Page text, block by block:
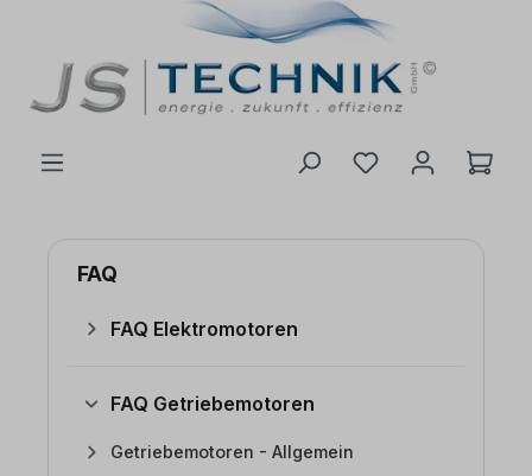
FAQ
FAQ Elektromotoren
FAQ Getriebemotoren
Getriebemotoren - Allgemein